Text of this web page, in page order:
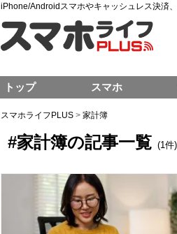
iPhone/Androidスマホやキャッシュレス決済
スマホライフPLUS > 家計簿
#家計簿の記事一覧 (1件)
トップ スマホ